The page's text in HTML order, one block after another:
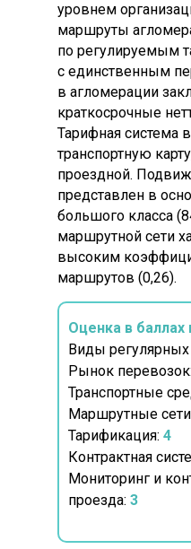
Оценка в баллах
Виды регулярных
Рынок перевозок:
Транспортные
Маршрутные
Тарификация: 4
Контрактная
Мониторинг и
проезда: 3
уровнем
маршруты
по регулируемым
с единственным
в агломерации
краткосрочные
Тарифная система
транспортную
проездной.
представлен в
большого класса
маршрутной сети
высоким
маршрутов (0,26).